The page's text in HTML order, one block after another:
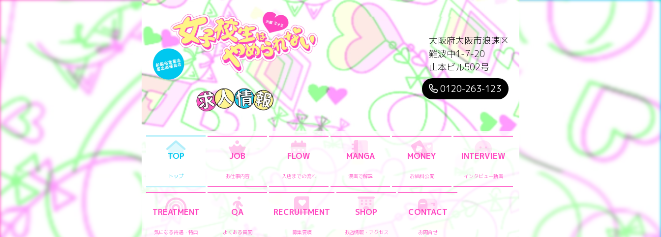
大阪府大阪市浪速区
難波中1-7-20
山本ビル502号
0120-263-123
TOP
トップ
JOB
お仕事内容
FLOW
入店までの流れ
MANGA
漫画で解説
MONEY
お給料公開
INTERVIEW
インタビュー動画
TREATMENT
気になる待遇・特典
QA
よくある質問
RECRUITMENT
募集要項
SHOP
お店情報・アクセス
CONTACT
お問合せ